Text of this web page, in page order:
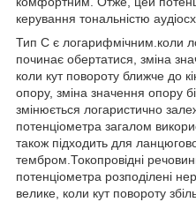
керування тональністю
Тип C є логарифмічним.коли
починає обертатися, зміна
коли кут повороту ближче до
опору, зміна значення опору
змінюється логаристично
потенціометра загалом
також підходить для
тембром.Токопровідні
потенціометра розподілені
велике, коли кут повороту